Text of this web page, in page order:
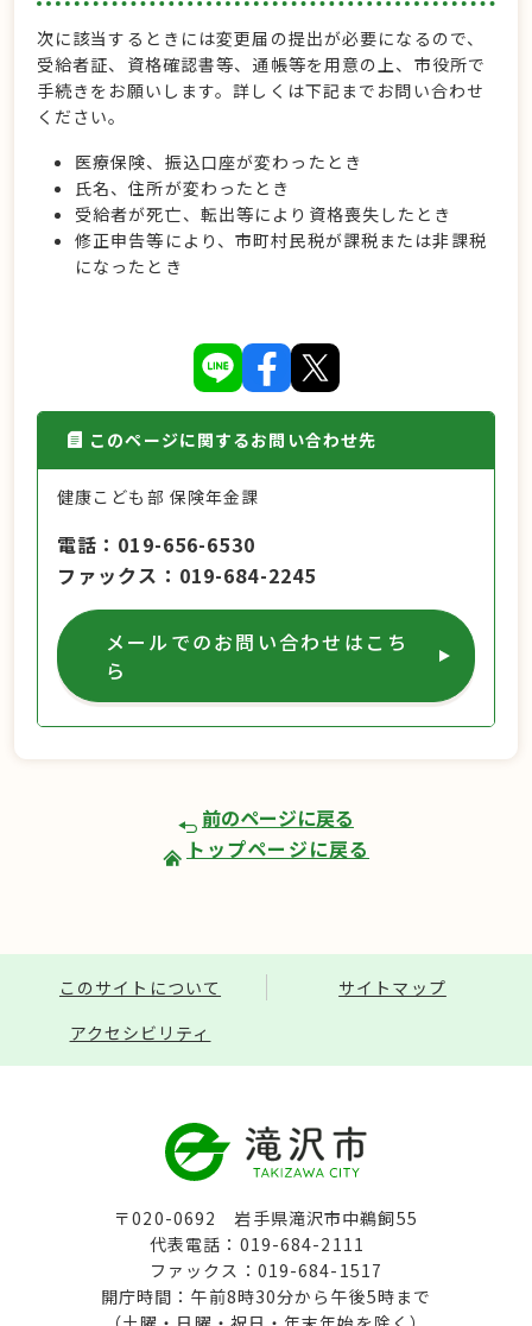
次に該当するときには変更届の提出が必要になるので、
受給者証、資格確認書等、通帳等を用意の上、市役所で
手続きをお願いします。詳しくは下記までお問い合わせ
ください。
医療保険、振込口座が変わったとき
氏名、住所が変わったとき
受給者が死亡、転出等により資格喪失したとき
修正申告等により、市町村民税が課税または非課税
になったとき
このページに関するお問い合わせ先
健康こども部 保険年金課
電話
019-656-6530
ファックス
019-684-2245
メールでのお問い合わせはこち
ら
前のページに戻る
トップページに戻る
このサイトについて
サイトマップ
アクセシビリティ
〒020-0692 岩手県滝沢市中鵜飼55
代表電話：019-684-2111
ファックス：019-684-1517
開庁時間：午前8時30分から午後5時まで